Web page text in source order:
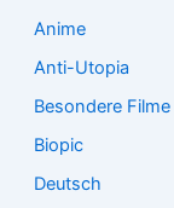
Anime
Anti-Utopia
Besondere Filme
Biopic
Deutsch